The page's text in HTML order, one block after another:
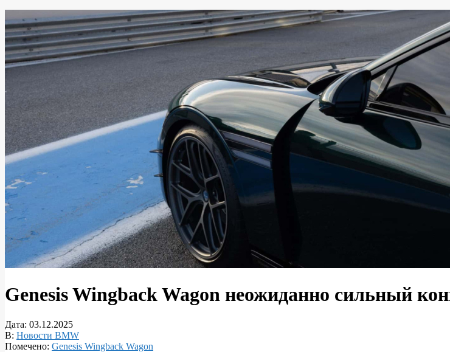
Genesis Wingback Wagon неожиданно сильный
Дата: 03.12.2025
В: Новости BMW
Помечено: Genesis Wingback Wagon